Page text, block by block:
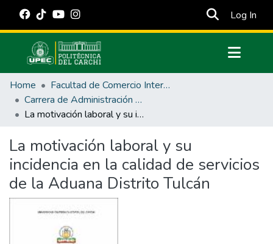
Log In
Communities & Collections
All of DSpace
Statistics
Estadísticas Externas
Manuales
Home
Facultad de Comercio Internacional, Integración, Administración y Economía Empresarial
Carrera de Administración Pública
La motivación laboral y su incidencia en la calidad de servicios de la Aduana Distrito Tulcán
La motivación laboral y su
incidencia en la calidad de servicios
de la Aduana Distrito Tulcán